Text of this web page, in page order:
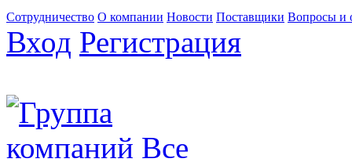
Сотрудничество О компании Новости Поставщики Вопросы и
Вход Регистрация